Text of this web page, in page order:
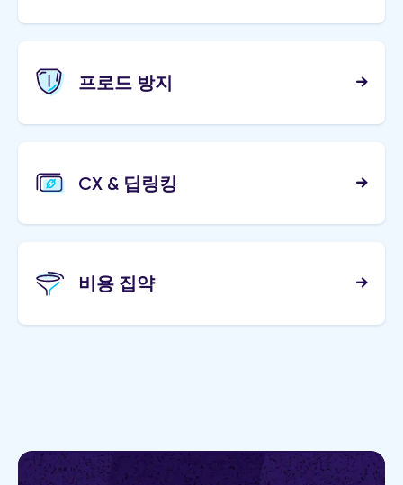
프로드 방지
CX & 딥링킹
비용 집약